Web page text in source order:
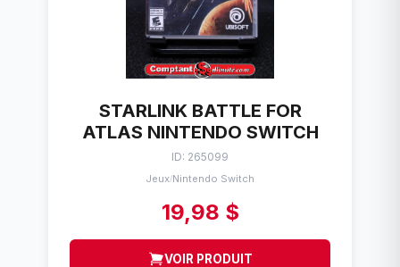
STARLINK BATTLE FOR
ATLAS NINTENDO SWITCH
ID: 265099
Jeux/Nintendo Switch
19,98 $
VOIR PRODUIT